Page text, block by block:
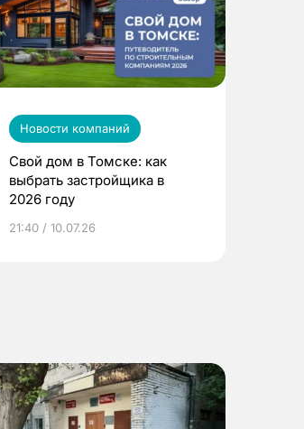
Новости компаний
Свой дом в Томске: как
выбрать застройщика в
2026 году
21:40 / 10.07.26